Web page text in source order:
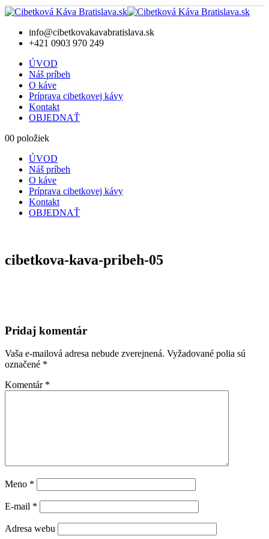
info@cibetkovakavabratislava.sk
+421 0903 970 249
ÚVOD
Náš príbeh
O káve
Príprava cibetkovej kávy
Kontakt
OBJEDNAŤ
00 položiek
ÚVOD
Náš príbeh
O káve
Príprava cibetkovej kávy
Kontakt
OBJEDNAŤ
cibetkova-kava-pribeh-05
Pridaj komentár
Vaša e-mailová adresa nebude zverejnená. Vyžadované polia sú
označené *
Komentár *
Meno *
E-mail *
Adresa webu